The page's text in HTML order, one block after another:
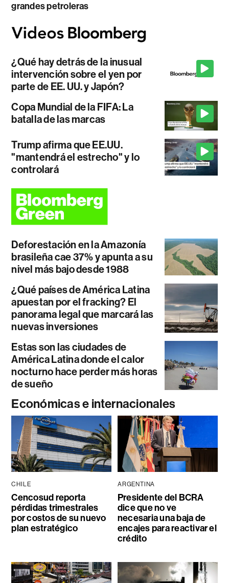
grandes petroleras
¿Qué hay detrás de la inusual
intervención sobre el yen por
parte de EE. UU. y Japón?
Copa Mundial de la FIFA: La
batalla de las marcas
Trump afirma que EE.UU.
"mantendrá el estrecho" y lo
controlará
Deforestación en la Amazonía
brasileña cae 37% y apunta a su
nivel más bajo desde 1988
¿Qué países de América Latina
apuestan por el fracking? El
panorama legal que marcará las
nuevas inversiones
Estas son las ciudades de
América Latina donde el calor
nocturno hace perder más horas
de sueño
Económicas e internacionales
CHILE
Cencosud reporta
pérdidas trimestrales
por costos de su nuevo
plan estratégico
ARGENTINA
Presidente del BCRA
dice que no ve
necesaria una baja de
encajes para reactivar el
crédito